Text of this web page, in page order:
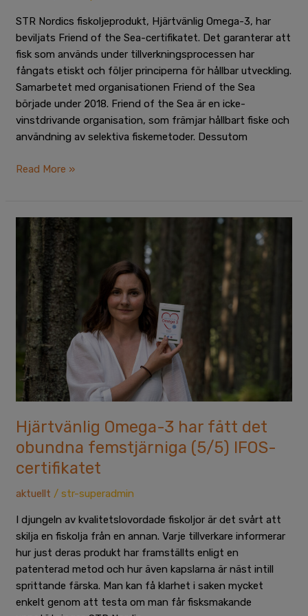
STR Nordics fiskoljeprodukt, Hjärtvänlig Omega-3, har
beviljats Friend of the Sea-certifikatet. Det garanterar att
fisk som används under tillverkningsprocessen har
fångats etiskt och följer principerna för hållbar utveckling.
Samarbetet med organisationen Friend of the Sea
började under 2018. Friend of the Sea är en icke-
vinstdrivande organisation, som främjar hållbart fiske och
användning av selektiva fiskemetoder. Dessutom
Read More »
Hjärtvänlig Omega-3 har fått det
obundna femstjärniga (5/5) IFOS-
certifikatet
aktuellt /str-superadmin
I djungeln av kvalitetslovordade fiskoljor är det svårt att
skilja en fiskolja från en annan. Varje tillverkare informerar
hur just deras produkt har framställts enligt en
patenterad metod och hur även kapslarna är näst intill
sprittande färska. Man kan få klarhet i saken mycket
enkelt genom att testa om man får fisksmakande
Hjärtvänlig
har
fått
det
obundna
femstjärniga
(5/5)
IFOS-
certifikatet